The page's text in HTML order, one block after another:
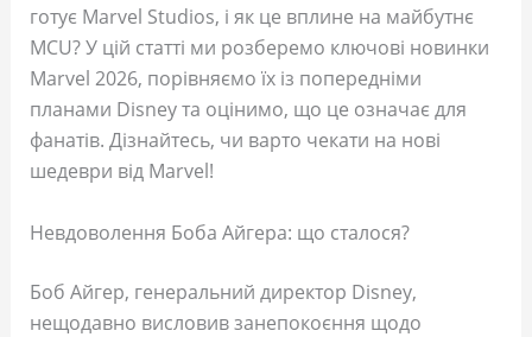
готує Marvel Studios, і як це вплине на майбутнє
MCU? У цій статті ми розберемо ключові новинки
Marvel 2026, порівняємо їх із попередніми
планами Disney та оцінимо, що це означає для
фанатів. Дізнайтесь, чи варто чекати на нові
шедеври від Marvel!
Невдоволення Боба Айгера: що сталося?
Боб Айгер, генеральний директор Disney,
нещодавно висловив занепокоєння щодо